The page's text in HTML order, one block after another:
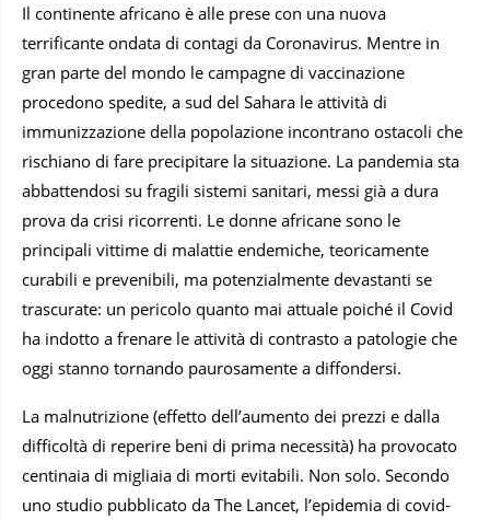
Il continente africano è alle prese con una nuova
terrificante ondata di contagi da Coronavirus. Mentre in
gran parte del mondo le campagne di vaccinazione
procedono spedite, a sud del Sahara le attività di
immunizzazione della popolazione incontrano ostacoli che
rischiano di fare precipitare la situazione. La pandemia sta
abbattendosi su fragili sistemi sanitari, messi già a dura
prova da crisi ricorrenti. Le donne africane sono le
principali vittime di malattie endemiche, teoricamente
curabili e prevenibili, ma potenzialmente devastanti se
trascurate: un pericolo quanto mai attuale poiché il Covid
ha indotto a frenare le attività di contrasto a patologie che
oggi stanno tornando paurosamente a diffondersi.
La malnutrizione (effetto dell’aumento dei prezzi e dalla
difficoltà di reperire beni di prima necessità) ha provocato
centinaia di migliaia di morti evitabili. Non solo. Secondo
uno studio pubblicato da The Lancet, l’epidemia di covid-